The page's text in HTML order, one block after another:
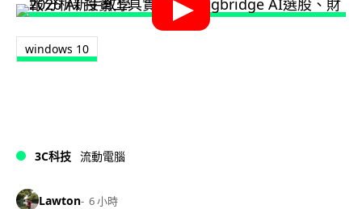
windows 10
3C科技 流動電腦
Lawton 6 小時